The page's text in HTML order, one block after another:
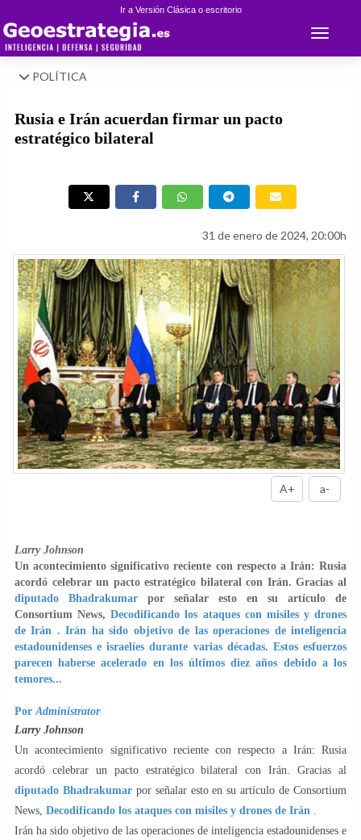
Ir a Versión Clásica o escritorio
Toggle
POLÍTICA
Rusia e Irán acuerdan firmar un pacto
estratégico bilateral
31 de enero de 2024, 20:00h
A+ a-
Larry Johnson
Un acontecimiento significativo reciente con respecto a Irán: Rusia
acordó celebrar un pacto estratégico bilateral con Irán. Gracias al
diputado Bhadrakumar por señalar esto en su artículo de
Consortium News,Decodificando los ataques con misiles y drones
de Irán . Irán ha sido objetivo de las operaciones de inteligencia
estadounidenses e israelíes durante varias décadas. Estos esfuerzos
parecen haberse acelerado en los últimos diez años debido a los
temores...
Por Administrator
Larry Johnson
Un acontecimiento significativo reciente con respecto a Irán: Rusia
acordó celebrar un pacto estratégico bilateral con Irán. Gracias al
diputado Bhadrakumarpor señalar esto en su artículo de Consortium
News, Decodificando los ataques con misiles y drones de Irán
Irán ha sido objetivo de las operaciones de inteligencia estadounidenses e